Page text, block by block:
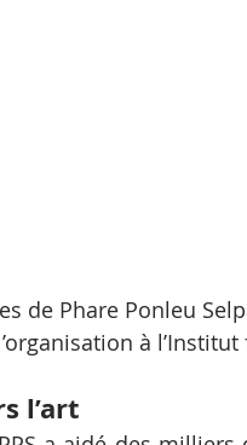
de Phare Ponleu
à
l’art